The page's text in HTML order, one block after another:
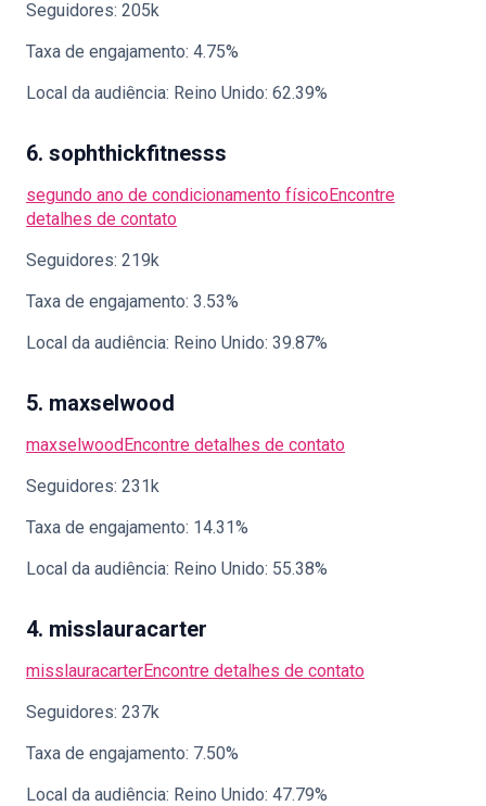
Seguidores: 205k
Taxa de engajamento: 4.75%
Local da audiência: Reino Unido: 62.39%
6. sophthickfitnesss
segundo ano de condicionamento físicoEncontre
detalhes de contato
Seguidores: 219k
Taxa de engajamento: 3.53%
Local da audiência: Reino Unido: 39.87%
5. maxselwood
maxselwoodEncontre detalhes de contato
Seguidores: 231k
Taxa de engajamento: 14.31%
Local da audiência: Reino Unido: 55.38%
4. misslauracarter
misslauracarterEncontre detalhes de contato
Seguidores: 237k
Taxa de engajamento: 7.50%
Local da audiência: Reino Unido: 47.79%